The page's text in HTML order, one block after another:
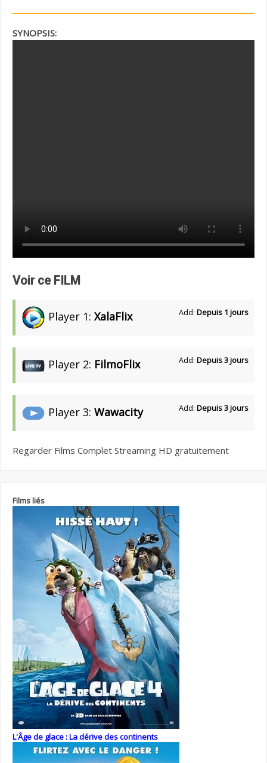
SYNOPSIS:
Voir ce FILM
Player 1: XalaFlix Add: Depuis 1 jours
Player 2: FilmoFlix Add: Depuis 3 jours
Player 3: Wawacity Add: Depuis 3 jours
Regarder Films Complet Streaming HD gratuitement
Films liés
L'Âge de glace : La dérive des continents